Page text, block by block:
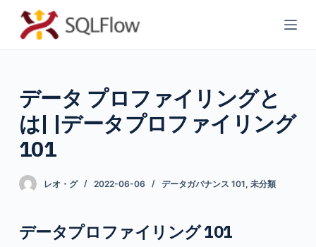
コ
ン
ツ
へ
ス
キ
プ
データ プロファイリングと
は| |データプロファイリング
101
レオ・グ 2022-06-06 データガバナンス 101, 未分類
データプロファイリング 101